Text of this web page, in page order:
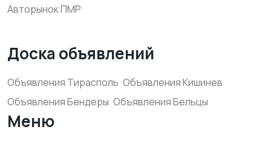
Авторынок ПМР
Доска объявлений
Объявления Тирасполь Объявления Кишинев
Объявления Бендеры Объявления Бельцы
Меню